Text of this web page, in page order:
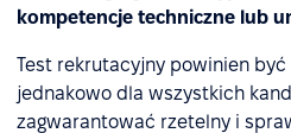
kompetencje techniczne lub
Test rekrutacyjny powinien
jednakowo dla wszystkich
zagwarantować rzetelny i